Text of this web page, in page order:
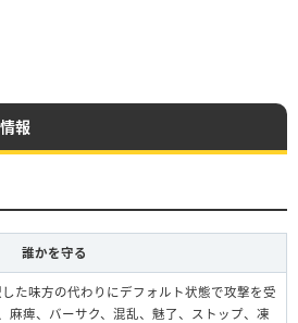
報
誰かを守る
た味方の代わりにデフォルト状態で攻撃を受
麻痺、バーサク、混乱、魅了、ストップ、凍